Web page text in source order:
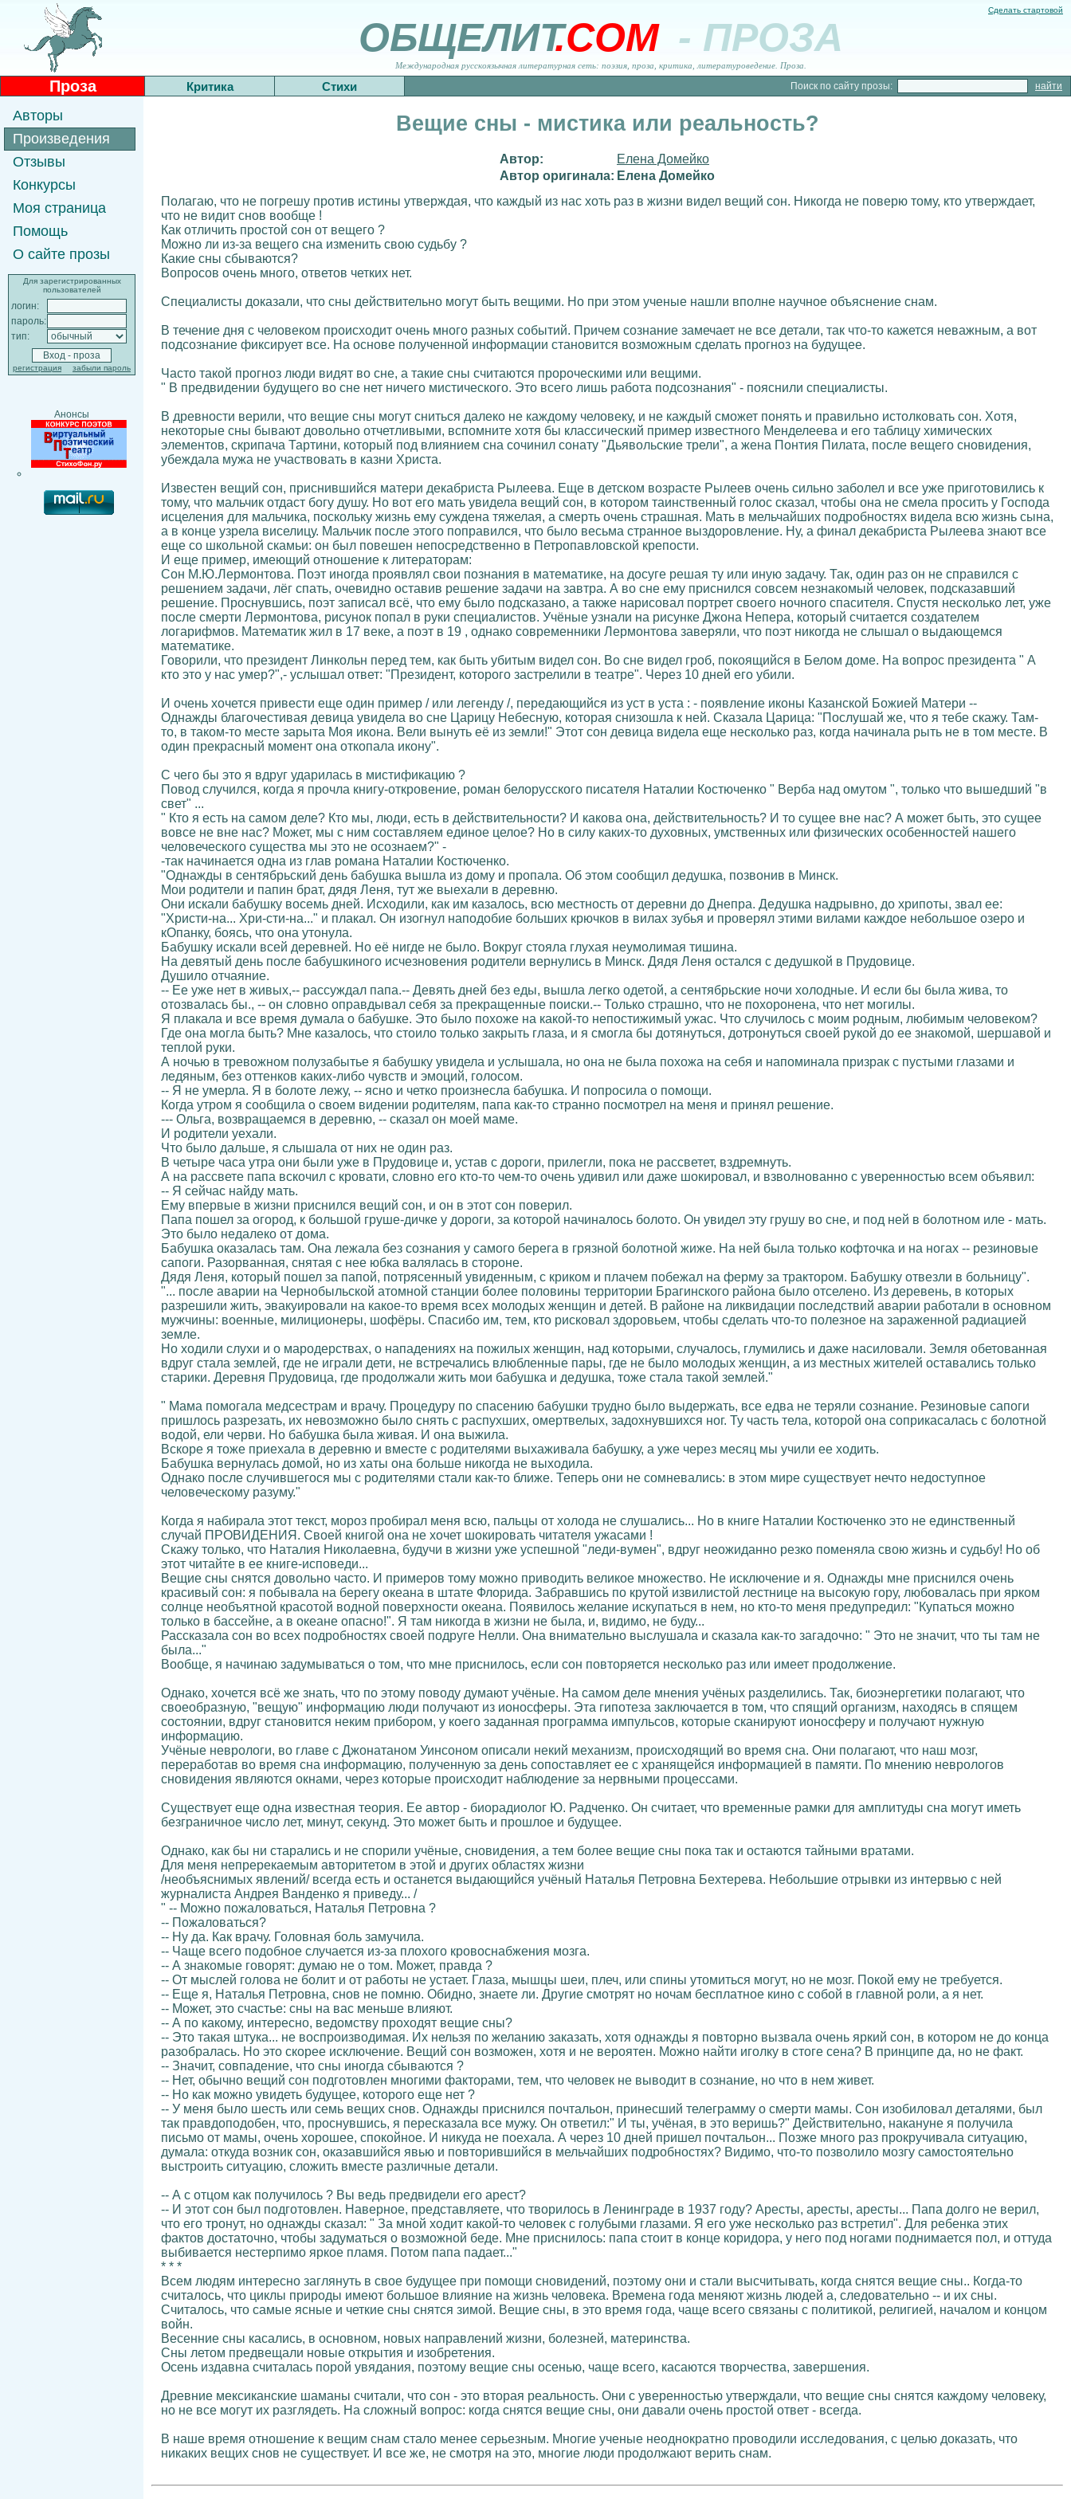
Сделать стартовой
ОБЩЕЛИТ.COM - ПРОЗА
Международная русскоязычная литературная сеть: поэзия, проза, критика, литературоведение. Проза.
Проза Критика Стихи Поиск по сайту прозы:
Авторы
Произведения
Отзывы
Конкурсы
Моя страница
Помощь
О сайте прозы
Для зарегистрированных
пользователей
логин:
пароль:
тип:
регистрация забыли пароль
Анонсы
Вещие сны - мистика или реальность?
Автор:
Елена Домейко
Автор оригинала: Елена Домейко
Полагаю, что не погрешу против истины утверждая, что каждый из нас хоть раз в жизни видел вещий сон. Никогда не поверю тому, кто утверждает,
что не видит снов вообще !
Как отличить простой сон от вещего ?
Можно ли из-за вещего сна изменить свою судьбу ?
Какие сны сбываются?
Вопросов очень много, ответов четких нет.
Специалисты доказали, что сны действительно могут быть вещими. Но при этом ученые нашли вполне научное объяснение снам.
В течение дня с человеком происходит очень много разных событий. Причем сознание замечает не все детали, так что-то кажется неважным, а вот
подсознание фиксирует все. На основе полученной информации становится возможным сделать прогноз на будущее.
Часто такой прогноз люди видят во сне, а такие сны считаются пророческими или вещими.
" В предвидении будущего во сне нет ничего мистического. Это всего лишь работа подсознания" - пояснили специалисты.
В древности верили, что вещие сны могут сниться далеко не каждому человеку, и не каждый сможет понять и правильно истолковать сон. Хотя,
некоторые сны бывают довольно отчетливыми, вспомните хотя бы классический пример известного Менделеева и его таблицу химических
элементов, скрипача Тартини, который под влиянием сна сочинил сонату "Дьявольские трели", а жена Понтия Пилата, после вещего сновидения,
убеждала мужа не участвовать в казни Христа.
Известен вещий сон, приснившийся матери декабриста Рылеева. Еще в детском возрасте Рылеев очень сильно заболел и все уже приготовились к
тому, что мальчик отдаст богу душу. Но вот его мать увидела вещий сон, в котором таинственный голос сказал, чтобы она не смела просить у Господа
исцеления для мальчика, поскольку жизнь ему суждена тяжелая, а смерть очень страшная. Мать в мельчайших подробностях видела всю жизнь сына,
а в конце узрела виселицу. Мальчик после этого поправился, что было весьма странное выздоровление. Ну, а финал декабриста Рылеева знают все
еще со школьной скамьи: он был повешен непосредственно в Петропавловской крепости.
И еще пример, имеющий отношение к литераторам:
Сон М.Ю.Лермонтова. Поэт иногда проявлял свои познания в математике, на досуге решая ту или иную задачу. Так, один раз он не справился с
решением задачи, лёг спать, очевидно оставив решение задачи на завтра. А во сне ему приснился совсем незнакомый человек, подсказавший
решение. Проснувшись, поэт записал всё, что ему было подсказано, а также нарисовал портрет своего ночного спасителя. Спустя несколько лет, уже
после смерти Лермонтова, рисунок попал в руки специалистов. Учёные узнали на рисунке Джона Непера, который считается создателем
логарифмов. Математик жил в 17 веке, а поэт в 19 , однако современники Лермонтова заверяли, что поэт никогда не слышал о выдающемся
математике.
Говорили, что президент Линкольн перед тем, как быть убитым видел сон. Во сне видел гроб, покоящийся в Белом доме. На вопрос президента " А
кто это у нас умер?",- услышал ответ: "Президент, которого застрелили в театре". Через 10 дней его убили.
И очень хочется привести еще один пример / или легенду /, передающийся из уст в уста : - появление иконы Казанской Божией Матери --
Однажды благочестивая девица увидела во сне Царицу Небесную, которая снизошла к ней. Сказала Царица: "Послушай же, что я тебе скажу. Там-
то, в таком-то месте зарыта Моя икона. Вели вынуть её из земли!" Этот сон девица видела еще несколько раз, когда начинала рыть не в том месте. В
один прекрасный момент она откопала икону".
С чего бы это я вдруг ударилась в мистификацию ?
Повод случился, когда я прочла книгу-откровение, роман белорусского писателя Наталии Костюченко " Верба над омутом ", только что вышедший "в
свет" ...
" Кто я есть на самом деле? Кто мы, люди, есть в действительности? И какова она, действительность? И то сущее вне нас? А может быть, это сущее
вовсе не вне нас? Может, мы с ним составляем единое целое? Но в силу каких-то духовных, умственных или физических особенностей нашего
человеческого существа мы это не осознаем?" -
-так начинается одна из глав романа Наталии Костюченко.
"Однажды в сентябрьский день бабушка вышла из дому и пропала. Об этом сообщил дедушка, позвонив в Минск.
Мои родители и папин брат, дядя Леня, тут же выехали в деревню.
Они искали бабушку восемь дней. Исходили, как им казалось, всю местность от деревни до Днепра. Дедушка надрывно, до хрипоты, звал ее:
"Христи-на... Хри-сти-на..." и плакал. Он изогнул наподобие больших крючков в вилах зубья и проверял этими вилами каждое небольшое озеро и
кОпанку, боясь, что она утонула.
Бабушку искали всей деревней. Но её нигде не было. Вокруг стояла глухая неумолимая тишина.
На девятый день после бабушкиного исчезновения родители вернулись в Минск. Дядя Леня остался с дедушкой в Прудовице.
Душило отчаяние.
-- Ее уже нет в живых,-- рассуждал папа.-- Девять дней без еды, вышла легко одетой, а сентябрьские ночи холодные. И если бы была жива, то
отозвалась бы., -- он словно оправдывал себя за прекращенные поиски.-- Только страшно, что не похоронена, что нет могилы.
Я плакала и все время думала о бабушке. Это было похоже на какой-то непостижимый ужас. Что случилось с моим родным, любимым человеком?
Где она могла быть? Мне казалось, что стоило только закрыть глаза, и я смогла бы дотянуться, дотронуться своей рукой до ее знакомой, шершавой и
теплой руки.
А ночью в тревожном полузабытье я бабушку увидела и услышала, но она не была похожа на себя и напоминала призрак с пустыми глазами и
ледяным, без оттенков каких-либо чувств и эмоций, голосом.
-- Я не умерла. Я в болоте лежу, -- ясно и четко произнесла бабушка. И попросила о помощи.
Когда утром я сообщила о своем видении родителям, папа как-то странно посмотрел на меня и принял решение.
--- Ольга, возвращаемся в деревню, -- сказал он моей маме.
И родители уехали.
Что было дальше, я слышала от них не один раз.
В четыре часа утра они были уже в Прудовице и, устав с дороги, прилегли, пока не рассветет, вздремнуть.
А на рассвете папа вскочил с кровати, словно его кто-то чем-то очень удивил или даже шокировал, и взволнованно с уверенностью всем объявил:
-- Я сейчас найду мать.
Ему впервые в жизни приснился вещий сон, и он в этот сон поверил.
Папа пошел за огород, к большой груше-дичке у дороги, за которой начиналось болото. Он увидел эту грушу во сне, и под ней в болотном иле - мать.
Это было недалеко от дома.
Бабушка оказалась там. Она лежала без сознания у самого берега в грязной болотной жиже. На ней была только кофточка и на ногах -- резиновые
сапоги. Разорванная, снятая с нее юбка валялась в стороне.
Дядя Леня, который пошел за папой, потрясенный увиденным, с криком и плачем побежал на ферму за трактором. Бабушку отвезли в больницу".
"... после аварии на Чернобыльской атомной станции более половины территории Брагинского района было отселено. Из деревень, в которых
разрешили жить, эвакуировали на какое-то время всех молодых женщин и детей. В районе на ликвидации последствий аварии работали в основном
мужчины: военные, милиционеры, шофёры. Спасибо им, тем, кто рисковал здоровьем, чтобы сделать что-то полезное на зараженной радиацией
земле.
Но ходили слухи и о мародерствах, о нападениях на пожилых женщин, над которыми, случалось, глумились и даже насиловали. Земля обетованная
вдруг стала землей, где не играли дети, не встречались влюбленные пары, где не было молодых женщин, а из местных жителей оставались только
старики. Деревня Прудовица, где продолжали жить мои бабушка и дедушка, тоже стала такой землей."
" Мама помогала медсестрам и врачу. Процедуру по спасению бабушки трудно было выдержать, все едва не теряли сознание. Резиновые сапоги
пришлось разрезать, их невозможно было снять с распухших, омертвелых, задохнувшихся ног. Ту часть тела, которой она соприкасалась с болотной
водой, ели черви. Но бабушка была живая. И она выжила.
Вскоре я тоже приехала в деревню и вместе с родителями выхаживала бабушку, а уже через месяц мы учили ее ходить.
Бабушка вернулась домой, но из хаты она больше никогда не выходила.
Однако после случившегося мы с родителями стали как-то ближе. Теперь они не сомневались: в этом мире существует нечто недоступное
человеческому разуму."
Когда я набирала этот текст, мороз пробирал меня всю, пальцы от холода не слушались... Но в книге Наталии Костюченко это не единственный
случай ПРОВИДЕНИЯ. Своей книгой она не хочет шокировать читателя ужасами !
Скажу только, что Наталия Николаевна, будучи в жизни уже успешной "леди-вумен", вдруг неожиданно резко поменяла свою жизнь и судьбу! Но об
этот читайте в ее книге-исповеди...
Вещие сны снятся довольно часто. И примеров тому можно приводить великое множество. Не исключение и я. Однажды мне приснился очень
красивый сон: я побывала на берегу океана в штате Флорида. Забравшись по крутой извилистой лестнице на высокую гору, любовалась при ярком
солнце необъятной красотой водной поверхности океана. Появилось желание искупаться в нем, но кто-то меня предупредил: "Купаться можно
только в бассейне, а в океане опасно!". Я там никогда в жизни не была, и, видимо, не буду...
Рассказала сон во всех подробностях своей подруге Нелли. Она внимательно выслушала и сказала как-то загадочно: " Это не значит, что ты там не
была..."
Вообще, я начинаю задумываться о том, что мне приснилось, если сон повторяется несколько раз или имеет продолжение.
Однако, хочется всё же знать, что по этому поводу думают учёные. На самом деле мнения учёных разделились. Так, биоэнергетики полагают, что
своеобразную, "вещую" информацию люди получают из ионосферы. Эта гипотеза заключается в том, что спящий организм, находясь в спящем
состоянии, вдруг становится неким прибором, у коего заданная программа импульсов, которые сканируют ионосферу и получают нужную
информацию.
Учёные неврологи, во главе с Джонатаном Уинсоном описали некий механизм, происходящий во время сна. Они полагают, что наш мозг,
переработав во время сна информацию, полученную за день сопоставляет ее с хранящейся информацией в памяти. По мнению неврологов
сновидения являются окнами, через которые происходит наблюдение за нервными процессами.
Существует еще одна известная теория. Ее автор - биорадиолог Ю. Радченко. Он считает, что временные рамки для амплитуды сна могут иметь
безграничное число лет, минут, секунд. Это может быть и прошлое и будущее.
Однако, как бы ни старались и не спорили учёные, сновидения, а тем более вещие сны пока так и остаются тайными вратами.
Для меня непререкаемым авторитетом в этой и других областях жизни
/необъяснимых явлений/ всегда есть и останется выдающийся учёный Наталья Петровна Бехтерева. Небольшие отрывки из интервью с ней
журналиста Андрея Ванденко я приведу... /
" -- Можно пожаловаться, Наталья Петровна ?
-- Пожаловаться?
-- Ну да. Как врачу. Головная боль замучила.
-- Чаще всего подобное случается из-за плохого кровоснабжения мозга.
-- А знакомые говорят: думаю не о том. Может, правда ?
-- От мыслей голова не болит и от работы не устает. Глаза, мышцы шеи, плеч, или спины утомиться могут, но не мозг. Покой ему не требуется.
-- Еще я, Наталья Петровна, снов не помню. Обидно, знаете ли. Другие смотрят но ночам бесплатное кино с собой в главной роли, а я нет.
-- Может, это счастье: сны на вас меньше влияют.
-- А по какому, интересно, ведомству проходят вещие сны?
-- Это такая штука... не воспроизводимая. Их нельзя по желанию заказать, хотя однажды я повторно вызвала очень яркий сон, в котором не до конца
разобралась. Но это скорее исключение. Вещий сон возможен, хотя и не вероятен. Можно найти иголку в стоге сена? В принципе да, но не факт.
-- Значит, совпадение, что сны иногда сбываются ?
-- Нет, обычно вещий сон подготовлен многими факторами, тем, что человек не выводит в сознание, но что в нем живет.
-- Но как можно увидеть будущее, которого еще нет ?
-- У меня было шесть или семь вещих снов. Однажды приснился почтальон, принесший телеграмму о смерти мамы. Сон изобиловал деталями, был
так правдоподобен, что, проснувшись, я пересказала все мужу. Он ответил:" И ты, учёная, в это веришь?" Действительно, накануне я получила
письмо от мамы, очень хорошее, спокойное. И никуда не поехала. А через 10 дней пришел почтальон... Позже много раз прокручивала ситуацию,
думала: откуда возник сон, оказавшийся явью и повторившийся в мельчайших подробностях? Видимо, что-то позволило мозгу самостоятельно
выстроить ситуацию, сложить вместе различные детали.
-- А с отцом как получилось ? Вы ведь предвидели его арест?
-- И этот сон был подготовлен. Наверное, представляете, что творилось в Ленинграде в 1937 году? Аресты, аресты, аресты... Папа долго не верил,
что его тронут, но однажды сказал: " За мной ходит какой-то человек с голубыми глазами. Я его уже несколько раз встретил". Для ребенка этих
фактов достаточно, чтобы задуматься о возможной беде. Мне приснилось: папа стоит в конце коридора, у него под ногами поднимается пол, и оттуда
выбивается нестерпимо яркое пламя. Потом папа падает..."
* * *
Всем людям интересно заглянуть в свое будущее при помощи сновидений, поэтому они и стали высчитывать, когда снятся вещие сны.. Когда-то
считалось, что циклы природы имеют большое влияние на жизнь человека. Времена года меняют жизнь людей а, следовательно -- и их сны.
Считалось, что самые ясные и четкие сны снятся зимой. Вещие сны, в это время года, чаще всего связаны с политикой, религией, началом и концом
войн.
Весенние сны касались, в основном, новых направлений жизни, болезней, материнства.
Сны летом предвещали новые открытия и изобретения.
Осень издавна считалась порой увядания, поэтому вещие сны осенью, чаще всего, касаются творчества, завершения.
Древние мексиканские шаманы считали, что сон - это вторая реальность. Они с уверенностью утверждали, что вещие сны снятся каждому человеку,
но не все могут их разглядеть. На сложный вопрос: когда снятся вещие сны, они давали очень простой ответ - всегда.
В наше время отношение к вещим снам стало менее серьезным. Многие ученые неоднократно проводили исследования, с целью доказать, что
никаких вещих снов не существует. И все же, не смотря на это, многие люди продолжают верить снам.